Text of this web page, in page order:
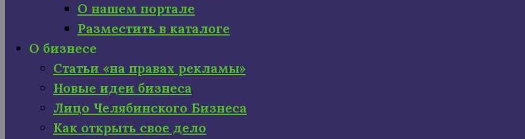
О нашем портале
Разместить в каталоге
О бизнесе
Статьи «на правах рекламы»
Новые идеи бизнеса
Лицо Челябинского Бизнеса
Как открыть свое дело